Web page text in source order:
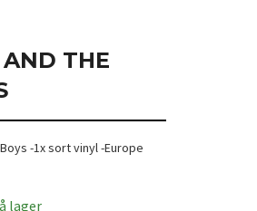
THE
-1x sort vinyl -Europe
lager